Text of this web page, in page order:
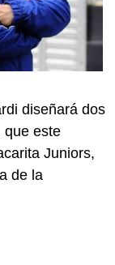
diseñará dos
que este
Juniors,
de la